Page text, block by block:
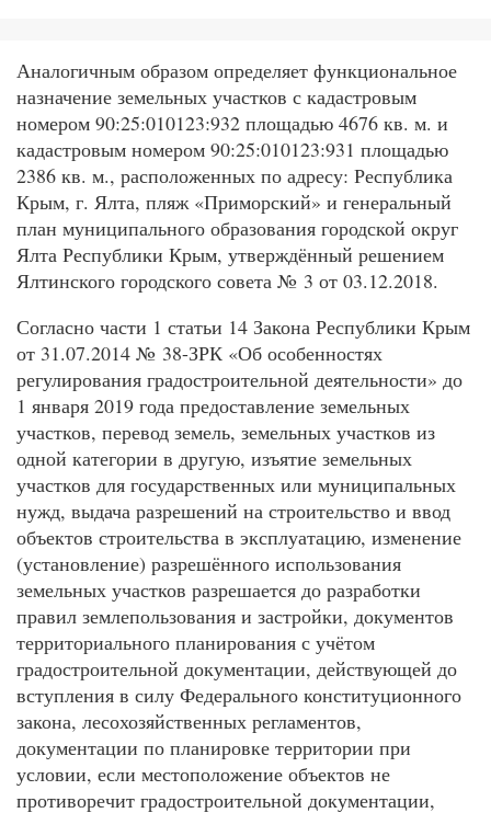
Аналогичным образом определяет функциональное
назначение земельных участков с кадастровым
номером 90:25:010123:932 площадью 4676 кв. м. и
кадастровым номером 90:25:010123:931 площадью
2386 кв. м., расположенных по адресу: Республика
Крым, г. Ялта, пляж «Приморский» и генеральный
план муниципального образования городской округ
Ялта Республики Крым, утверждённый решением
Ялтинского городского совета № 3 от 03.12.2018.
Согласно части 1 статьи 14 Закона Республики Крым
от 31.07.2014 № 38-ЗРК «Об особенностях
регулирования градостроительной деятельности» до
1 января 2019 года предоставление земельных
участков, перевод земель, земельных участков из
одной категории в другую, изъятие земельных
участков для государственных или муниципальных
нужд, выдача разрешений на строительство и ввод
объектов строительства в эксплуатацию, изменение
(установление) разрешённого использования
земельных участков разрешается до разработки
правил землепользования и застройки, документов
территориального планирования с учётом
градостроительной документации, действующей до
вступления в силу Федерального конституционного
закона, лесохозяйственных регламентов,
документации по планировке территории при
условии, если местоположение объектов не
противоречит градостроительной документации,